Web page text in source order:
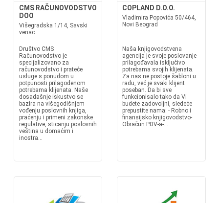
CMS RAČUNOVODSTVO
DOO
Višegradska 1/14, Savski
venac
Društvo CMS
Računovodstvo je
specijalizovano za
računovodstvo i prateće
usluge s ponudom u
potpunosti prilagođenom
potrebama klijenata. Naše
dosadašnje iskustvo se
bazira na višegodišnjem
vođenju poslovnih knjiga,
praćenju i primeni zakonske
regulative, sticanju poslovnih
veština u domaćim i
inostra...
COPLAND D.O.O.
Vladimira Popovića 50/464,
Novi Beograd
Naša knjigovodstvena
agencija je svoje poslovanje
prilagođavala isključivo
potrebama svojih klijenata.
Za nas ne postoje šabloni u
radu, već je svaki klijent
poseban. Da bi sve
funkcionisalo tako da Vi
budete zadovoljni, sledeće
prepustite nama: - Robno i
finansijsko knjigovodstvo-
Obračun PDV-a-...